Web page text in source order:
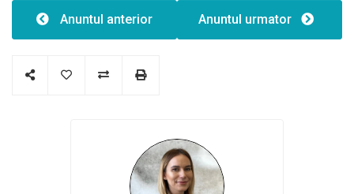
Structură clădire:Beton
Anuntul anterior Anuntul urmator